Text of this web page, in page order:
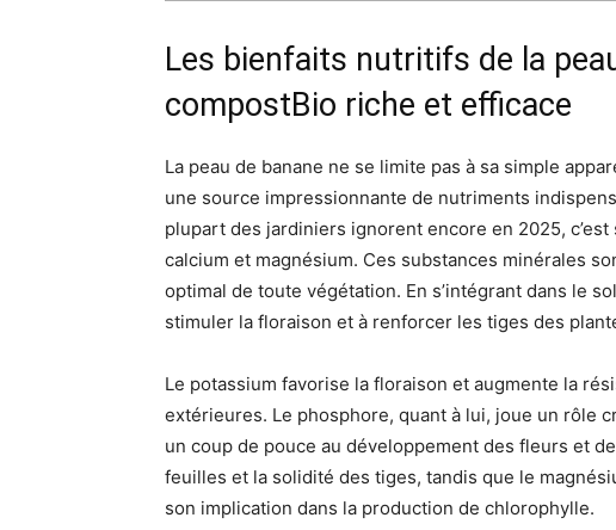
Les bienfaits nutritifs de la
compostBio riche et efficace
La peau de banane ne se limite pas à sa simple
une source impressionnante de nutriments
plupart des jardiniers ignorent encore en 2025,
calcium et magnésium. Ces substances minérales
optimal de toute végétation. En s’intégrant dans le
stimuler la floraison et à renforcer les tiges des
Le potassium favorise la floraison et augmente la
extérieures. Le phosphore, quant à lui, joue un rôle
un coup de pouce au développement des fleurs et
feuilles et la solidité des tiges, tandis que le
son implication dans la production de chlorophylle.